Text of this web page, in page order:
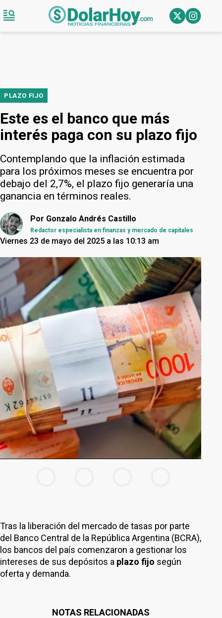
PLAZO FIJO
Este es el banco que más
interés paga con su plazo fijo
Contemplando que la inflación estimada
para los próximos meses se encuentra por
debajo del 2,7%, el plazo fijo generaría una
ganancia en términos reales.
Por Gonzalo Andrés Castillo
Redactor especialista en finanzas y mercado de capitales
Viernes 23 de mayo del 2025 a las 10:13 am
Tras la liberación del mercado de tasas por parte
del Banco Central de la República Argentina (BCRA),
los bancos del país comenzaron a gestionar los
intereses de sus depósitos a plazo fijo según
oferta y demanda.
NOTAS RELACIONADAS